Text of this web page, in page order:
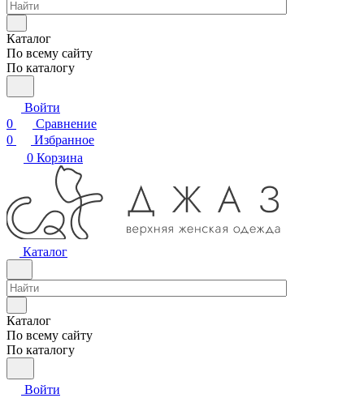
Каталог
По всему сайту
По каталогу
Войти
0
Сравнение
0
Избранное
0 Корзина
Каталог
Каталог
По всему сайту
По каталогу
Войти